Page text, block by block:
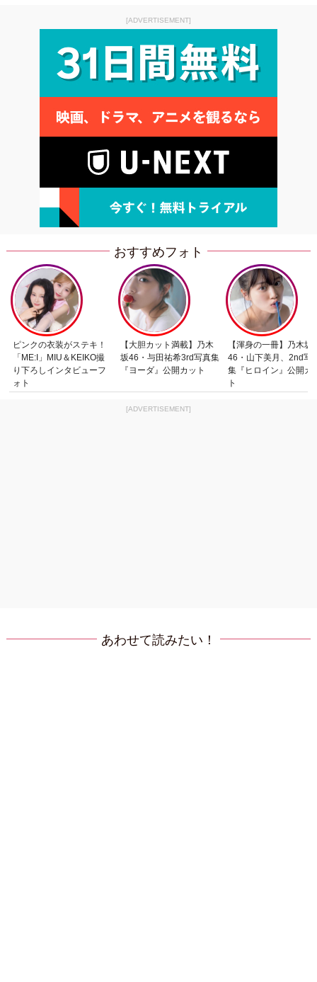
[ADVERTISEMENT]
おすすめフォト
ピンクの衣装がステキ！
「ME:I」MIU＆KEIKO撮
り下ろしインタビューフ
ォト
【大胆カット満載】乃木
坂46・与田祐希3rd写真集
『ヨーダ』公開カット
【渾身の一冊】乃木坂
46・山下美月、2nd写
集『ヒロイン』公開カ
ト
[ADVERTISEMENT]
あわせて読みたい！